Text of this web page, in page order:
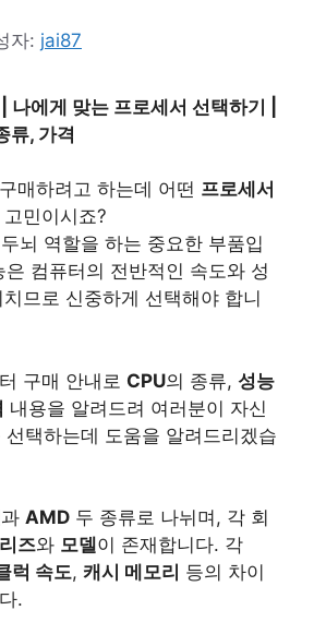
자: jai87
나에게 맞는 프로세서 선택하기 |
류, 가격
매하려고 하는데 어떤 프로세서
민이시죠?
뇌 역할을 하는 중요한 부품입
은 컴퓨터의 전반적인 속도와 성
므로 신중하게 선택해야 합니
구매 안내로 CPU의 종류, 성능
내용을 알려드려 여러분이 자신
선택하는데 도움을 알려드리겠습
과 AMD 두 종류로 나뉘며, 각 회
즈와 모델이 존재합니다. 각
럭 속도, 캐시 메모리 등의 차이
.